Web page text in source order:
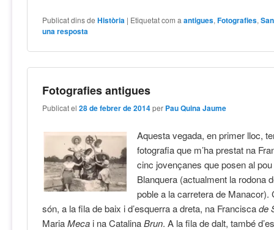
Publicat dins de Història | Etiquetat com a antigues,Fotografies,
una resposta
Fotografies antigues
Publicat el28 de febrer de 2014 per Pau Quina Jaume
Aquesta vegada, en primer lloc,
fotografia que m’ha prestat na
cinc jovençanes que posen al
Blanquera (actualment la rodona
poble a la carretera de Manacor).
són, a la fila de baix i d’esquerra a dreta, na Franciscade
MariaMeca i na CatalinaBrun. A la fila de dalt, també